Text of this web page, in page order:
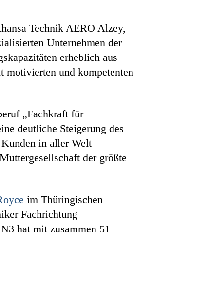
Technik AERO Alzey,
Unternehmen der
erheblich aus
motivierten und kompetenten
„Fachkraft für
deutliche Steigerung des
in aller Welt
der größte
im Thüringischen
Fachrichtung
hat mit zusammen 51